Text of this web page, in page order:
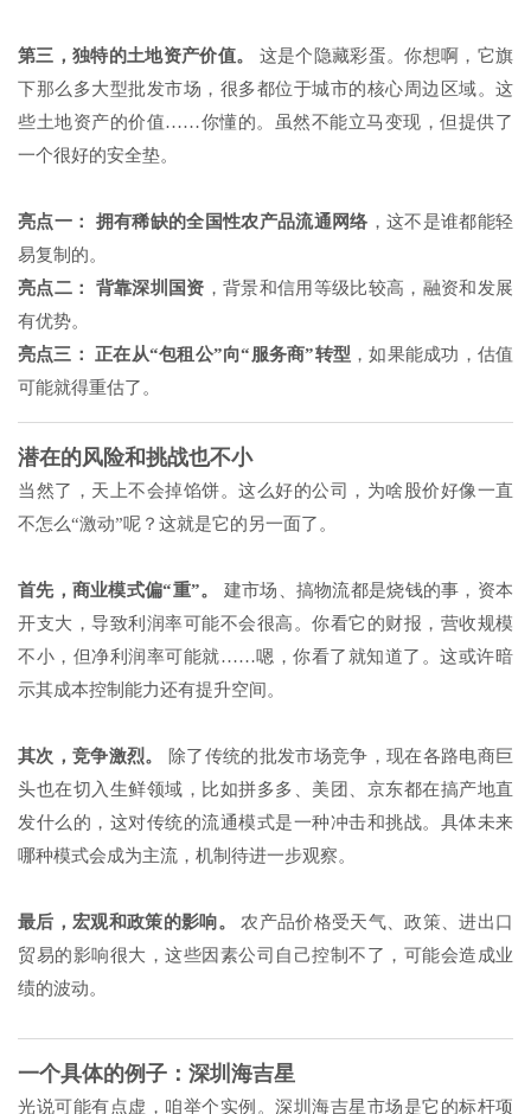
第三，独特的土地资产价值。
这是个隐藏彩蛋。你想啊，它旗
下那么多大型批发市场，很多都位于城市的核心周边区域。这
些土地资产的价值……你懂的。虽然不能立马变现，但提供了
一个很好的安全垫。
亮点一： 拥有稀缺的全国性农产品流通网络 ，这不是谁都能轻
易复制的。
亮点二：
背靠深圳国资 ，背景和信用等级比较高，融资和发展
有优势。
亮点三：
正在从“包租公”向“服务商”转型 ，如果能成功，估值
可能就得重估了。
潜在的风险和挑战也不小
当然了，天上不会掉馅饼。这么好的公司，为啥股价好像一直
不怎么“激动”呢？这就是它的另一面了。
首先，商业模式偏“重”。
建市场、搞物流都是烧钱的事，资本
开支大，导致利润率可能不会很高。你看它的财报，营收规模
不小，但净利润率可能就……嗯，你看了就知道了。这或许暗
示其成本控制能力还有提升空间。
其次，竞争激烈。
除了传统的批发市场竞争，现在各路电商巨
头也在切入生鲜领域，比如拼多多、美团、京东都在搞产地直
发什么的，这对传统的流通模式是一种冲击和挑战。具体未来
哪种模式会成为主流，机制待进一步观察。
最后，宏观和政策的影响。
农产品价格受天气、政策、进出口
贸易的影响很大，这些因素公司自己控制不了，可能会造成业
绩的波动。
一个具体的例子：深圳海吉星
光说可能有点虚，咱举个实例。深圳海吉星市场是它的标杆项